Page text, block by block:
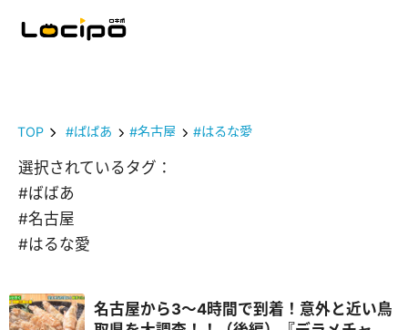
TOP #ばばあ #名古屋 #はるな愛
選択されているタグ：
#ばばあ
#名古屋
#はるな愛
名古屋から3～4時間で到着！意外と近い鳥